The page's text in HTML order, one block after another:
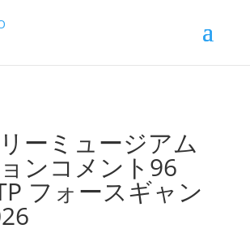
ーミュージアム
ンコメント96
フォースギャン